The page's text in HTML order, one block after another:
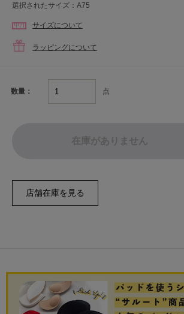
選択されたサイズ：A75
サイズについて
ラッピングについて
数量： 点
在庫がありません